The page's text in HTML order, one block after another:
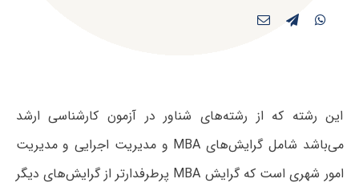
این رشته که از رشته‌های شناور در آزمون کارشناسی ارشد
می‌باشد شامل گرایش‌های MBA و مدیریت اجرایی و مدیریت
امور شهری است که گرایش MBA پرطرفدارتر از گرایش‌های دیگر